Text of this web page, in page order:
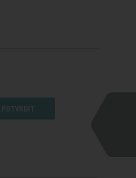
POTVRDIT